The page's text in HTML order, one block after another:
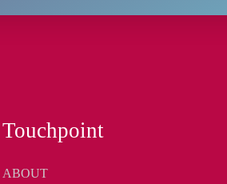
Touchpoint
ABOUT